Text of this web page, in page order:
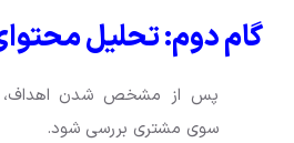
گام دوم: تحلیل
پس از مشخص شدن اهداف،
سوی مشتری بررسی شود.